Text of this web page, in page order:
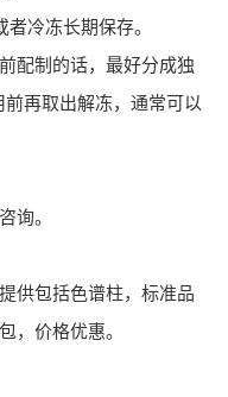
冷冻长期保存。
配制的话，最好分成独
再取出解冻，通常可以
询。
供包括色谱柱，标准品
，价格优惠。